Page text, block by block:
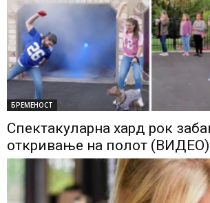
БРЕМЕНОСТ
Спектакуларна хард рок
откривање на полот (ВИДЕО)